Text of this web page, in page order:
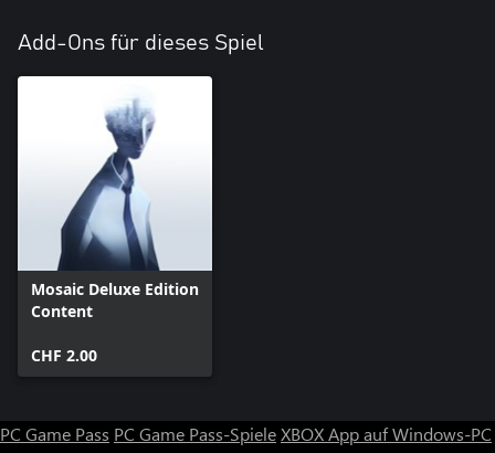
Add-Ons für dieses Spiel
Mosaic Deluxe Edition
Content
CHF 2.00
PC Game Pass PC Game Pass-SpieleXBOX App auf Windows-PC